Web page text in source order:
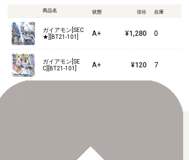
【LM-03】リミテッドカードセット2024
【LM-02】デクスモン
【LM-01】デジモンゴーストゲーム
【ST-21】HERO OF HOPE
商品名 状態 価格 在庫
ガイアモン[SEC
★][BT21-101]
A+ ¥1,280 0
ガイアモン[SE
C][BT21-101]
A+ ¥120 7
各種ブランドのカードをご利用いただけます。